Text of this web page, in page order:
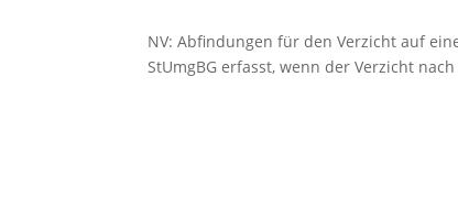
NV: Abfindungen für den Verzicht auf
StUmgBG erfasst, wenn der Verzicht